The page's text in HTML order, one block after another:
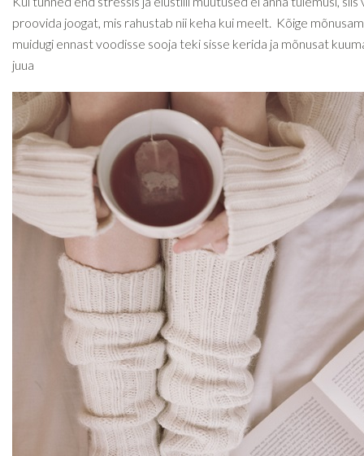
proovida joogat, mis rahustab nii keha kui meelt. Kõige
muidugi ennast voodisse sooja teki sisse kerida ja mõnusat
juua